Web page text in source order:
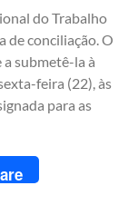
do Trabalho
de conciliação. O
submetê-la à
feira (22), às
para as